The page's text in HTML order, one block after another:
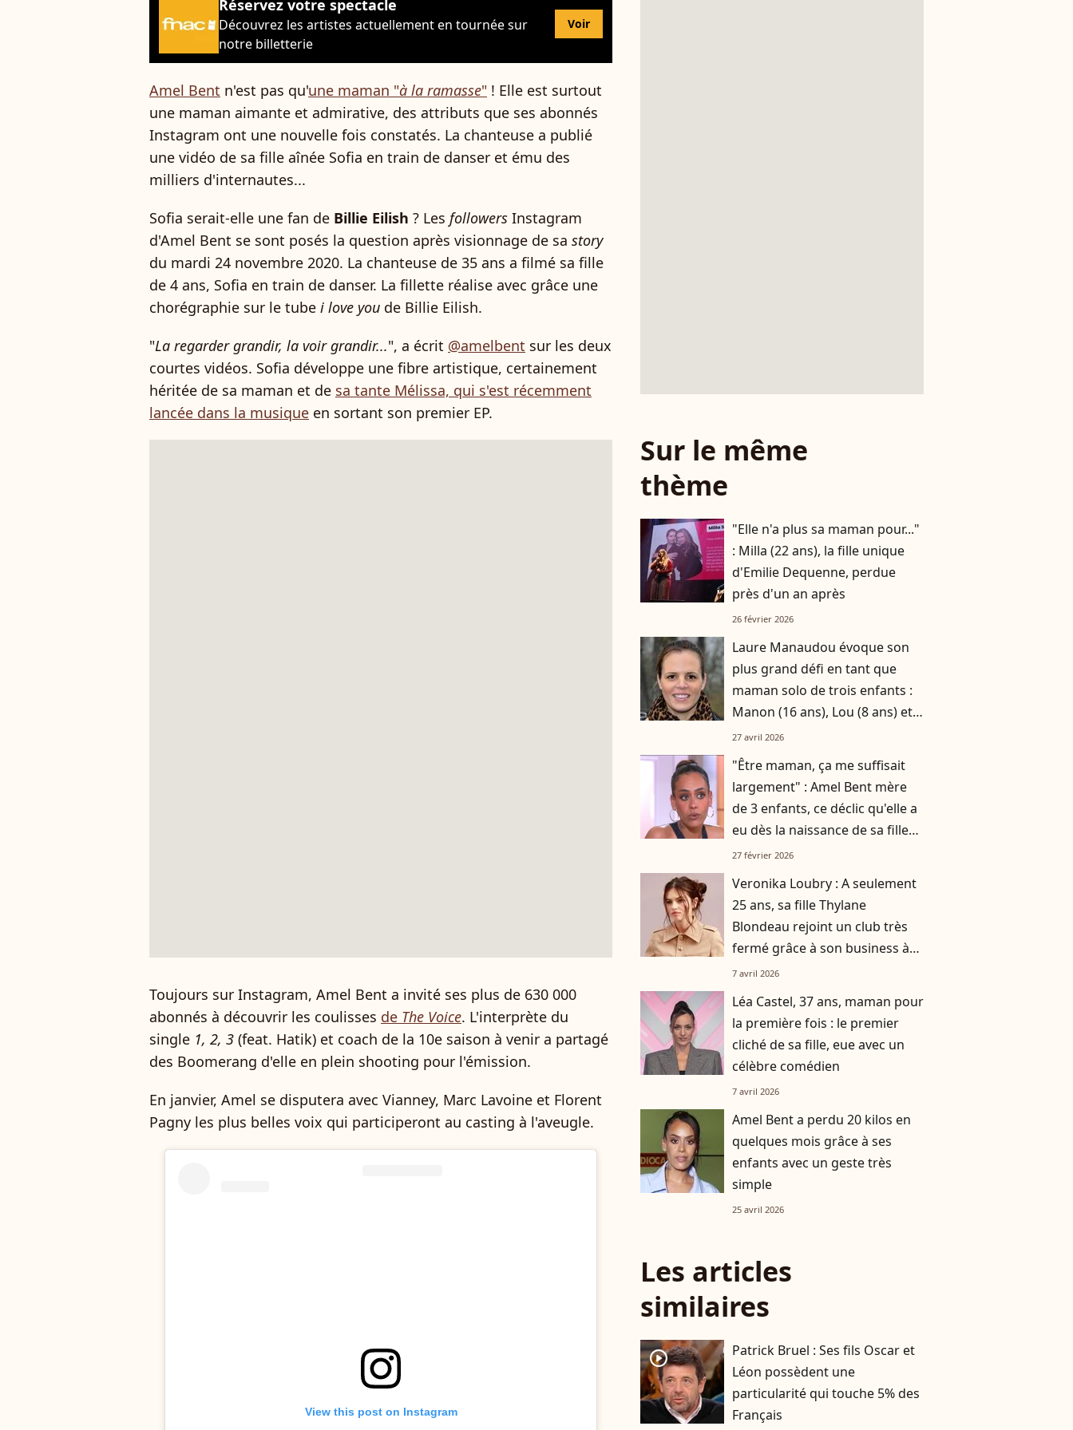
Réservez votre spectacle
Découvrez les artistes actuellement en tournée sur
notre billetterie
Voir
Amel Bent n'est pas qu'une maman "à la ramasse" ! Elle est surtout
une maman aimante et admirative, des attributs que ses abonnés
Instagram ont une nouvelle fois constatés. La chanteuse a publié
une vidéo de sa fille aînée Sofia en train de danser et ému des
milliers d'internautes...
Sofia serait-elle une fan de Billie Eilish ? Les followers Instagram
d'Amel Bent se sont posés la question après visionnage de sa story
du mardi 24 novembre 2020. La chanteuse de 35 ans a filmé sa fille
de 4 ans, Sofia en train de danser. La fillette réalise avec grâce une
chorégraphie sur le tube i love you de Billie Eilish.
"La regarder grandir, la voir grandir...", a écrit @amelbent sur les deux
courtes vidéos. Sofia développe une fibre artistique, certainement
héritée de sa maman et de sa tante Mélissa, qui s'est récemment
lancée dans la musique en sortant son premier EP.
Toujours sur Instagram, Amel Bent a invité ses plus de 630 000
abonnés à découvrir les coulisses de The Voice. L'interprète du
single 1, 2, 3 (feat. Hatik) et coach de la 10e saison à venir a partagé
des Boomerang d'elle en plein shooting pour l'émission.
En janvier, Amel se disputera avec Vianney, Marc Lavoine et Florent
Pagny les plus belles voix qui participeront au casting à l'aveugle.
View this post on Instagram
Sur le même
thème
"Elle n'a plus sa maman pour..."
: Milla (22 ans), la fille unique
d'Emilie Dequenne, perdue
près d'un an après
26 février 2026
Laure Manaudou évoque son
plus grand défi en tant que
maman solo de trois enfants :
Manon (16 ans), Lou (8 ans) et
Sacha (5 ans)
27 avril 2026
"Être maman, ça me suffisait
largement" : Amel Bent mère
de 3 enfants, ce déclic qu'elle a
eu dès la naissance de sa fille
ainée
27 février 2026
Veronika Loubry : A seulement
25 ans, sa fille Thylane
Blondeau rejoint un club très
fermé grâce à son business à
succès
7 avril 2026
Léa Castel, 37 ans, maman pour
la première fois : le premier
cliché de sa fille, eue avec un
célèbre comédien
7 avril 2026
Amel Bent a perdu 20 kilos en
quelques mois grâce à ses
enfants avec un geste très
simple
25 avril 2026
Les articles
similaires
player2
Patrick Bruel : Ses fils Oscar et
Léon possèdent une
particularité qui touche 5% des
Français